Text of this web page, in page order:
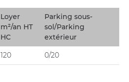
Loyer
m²/an HT
HC
Parking sous-
sol/Parking
extérieur
120 0/20